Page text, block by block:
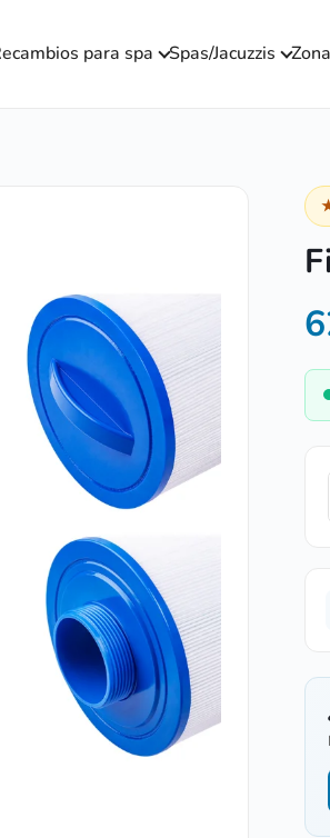
para spa Spas/Jacuzzis